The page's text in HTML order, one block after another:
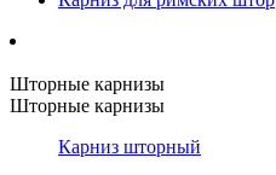
Шторные карнизы
Шторные карнизы
Карниз шторный